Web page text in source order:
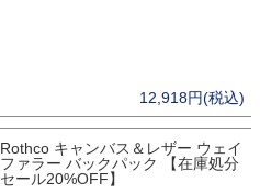
12,918円(税込)
Rothco キャンバス＆レザー ウェイ
ファラー バックパック 【在庫処分
セール20%OFF】